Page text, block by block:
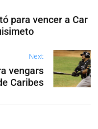
para vencer a Car
Next
vengars
Caribes